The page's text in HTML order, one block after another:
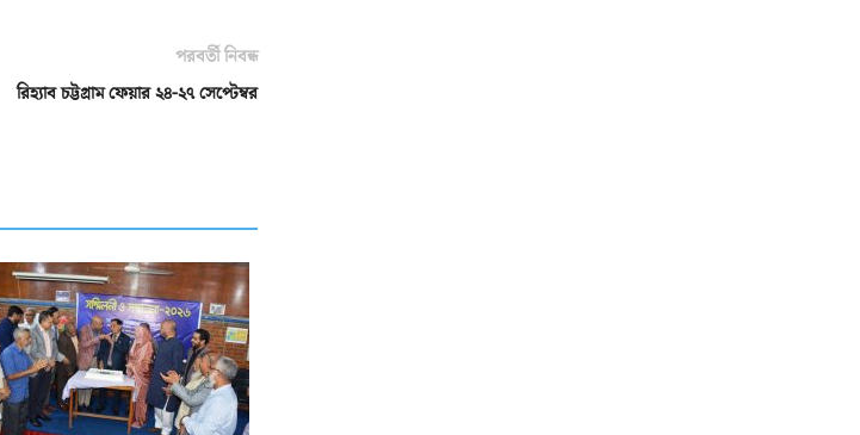
পরবর্তী নিবন্ধ
রিহ্যাব চট্টগ্রাম ফেয়ার ২৪-২৭ সেপ্টেম্বর